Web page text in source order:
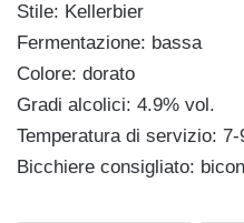
Stile: Kellerbier
Fermentazione: bassa
Colore: dorato
Gradi alcolici: 4.9% vol.
Temperatura di servizio: 7-
Bicchiere consigliato: